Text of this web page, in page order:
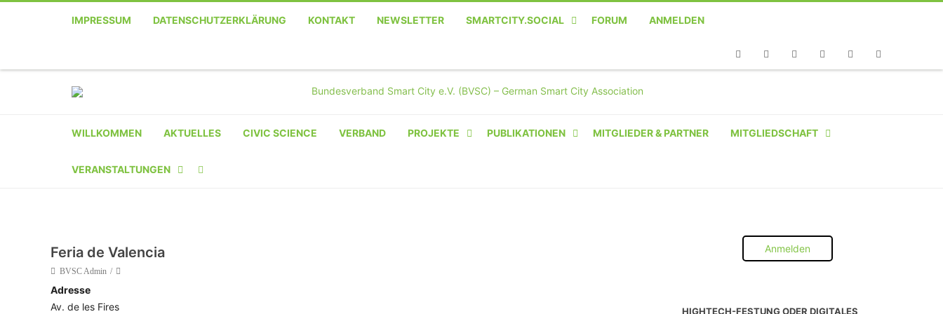
IMPRESSUM DATENSCHUTZERKLÄRUNG KONTAKT NEWSLETTER SMARTCITY.SOCIAL FORUM ANMELDEN
WILLKOMMEN AKTUELLES CIVIC SCIENCE VERBAND PROJEKTE PUBLIKATIONEN MITGLIEDER & PARTNER MITGLIEDSCHAFT
INSTITUTION
VERANSTALTUNGEN
REGISTRIERUNG
VERANSTALTUNG
EINREICHEN
Feria de Valencia
BVSC Admin
Adresse
Av. de les Fires
Anmelden
HIGHTECH-FESTUNG ODER DIGITALES